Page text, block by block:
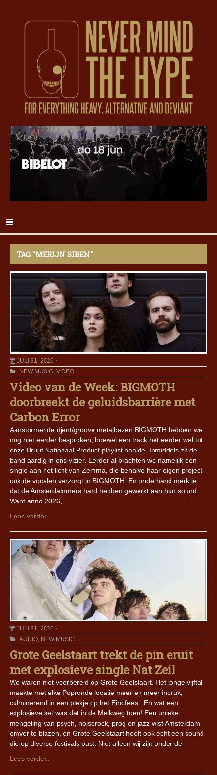
TAG "MERIJN SIBEN"
JULI 31, 2026
NEW MUSIC, VIDEO
Video van de Week: BIGMOTH
doorbreekt de geluidsbarrière met
Carbon Error
Aanstormende djent/groove metalbazen BIGMOTH hebben we
nog niet eerder besproken, hoewel een track het eerder wel tot
onze Bruut Nationaal Product playlist haalde. Inmiddels zit de
band aardig in ons vizier. Eerder al brachten we namelijk een
single aan het licht van Zemma, die behalve haar eigen project
ook de vocalen verzorgt in BIGMOTH. En onderhand merk je
dat de Amsterdammers hard hebben gewerkt aan hun sound.
Want anno 2026,
Lees verder..
JULI 31, 2026
AUDIO, NEW MUSIC
Grote Geelstaart trekt de pin eruit
met explosieve single Nat Zeil
We waren niet voorbereid op Grote Geelstaart. Het jonge vijftal
maakte met elke Popronde locatie meer en meer indruk,
culminerend in een plekje op het Eindfeest. En wat een
explosieve set was dat in de Melkweg toen! Een unieke
mengeling van psych, noiserock, prog en jazz wist Amsterdam
omver te blazen, en Grote Geelstaart heeft ook echt een sound
die op diverse festivals past. Niet alleen wij zijn onder de
Lees verder..